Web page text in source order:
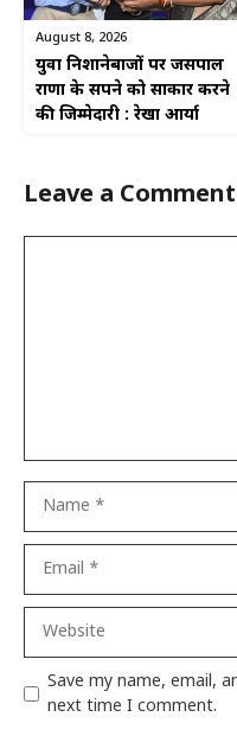
August 8, 2026
युवा निशानेबाजों पर जसपाल
राणा के सपने को साकार करने
की जिम्मेदारी : रेखा आर्या
Leave a Comment
Save my name, email,
next time I comment.